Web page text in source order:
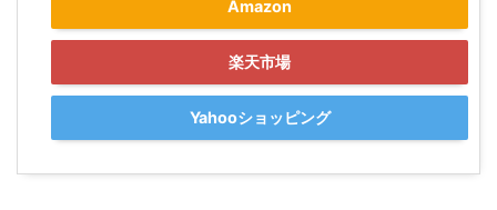
Amazon
楽天市場
Yahooショッピング